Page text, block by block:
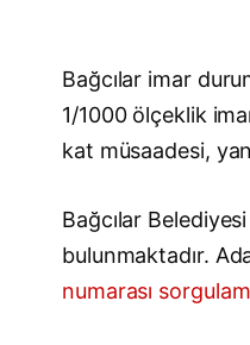
Bağcılar imar
1/1000 ölçeklik
kat müsaadesi,
Bağcılar
bulunmaktadır.
numarası